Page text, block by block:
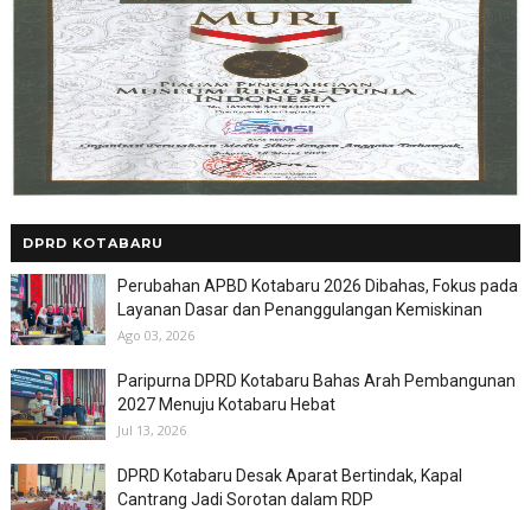
DPRD KOTABARU
Perubahan APBD Kotabaru 2026 Dibahas, Fokus pada
Layanan Dasar dan Penanggulangan Kemiskinan
Ago 03, 2026
Paripurna DPRD Kotabaru Bahas Arah Pembangunan
2027 Menuju Kotabaru Hebat
Jul 13, 2026
DPRD Kotabaru Desak Aparat Bertindak, Kapal
Cantrang Jadi Sorotan dalam RDP